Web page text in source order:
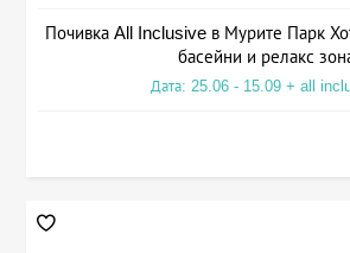
Почивка All Inclusive в Мурите Парк
басейни и релакс
Дата: 25.06 - 15.09 + all